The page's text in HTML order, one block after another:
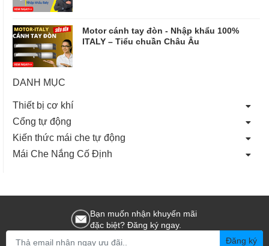
Motor cánh tay đòn - Nhập khẩu 100%
ITALY – Tiểu chuần Châu Âu
DANH MỤC
Thiết bị cơ khí
Cổng tự động
Kiến thức mái che tự động
Mái Che Nắng Cố Định
Bạn muốn nhận khuyến mãi
đặc biệt? Đăng ký ngay.
Đăng ký